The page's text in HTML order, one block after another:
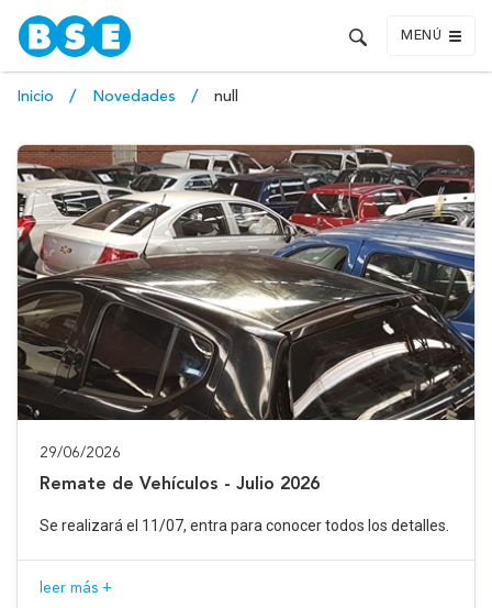
MENÚ
Inicio Novedades null
29/06/2026
Remate de Vehículos - Julio 2026
Se realizará el 11/07, entra para conocer todos los detalles.
leer más +